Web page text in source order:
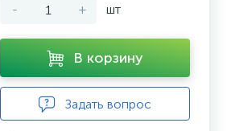
- + шт
В корзину
Задать вопрос